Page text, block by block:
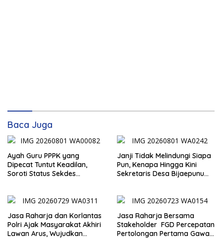
Baca Juga
Ayah Guru PPPK yang
Dipecat Tuntut Keadilan,
Soroti Status Sekdes
Janji Tidak Melindungi Siapa
Pun, Kenapa Hingga Kini
Sekretaris Desa Bijaepunu
DPRD TTS.
Jasa Raharja dan Korlantas
Polri Ajak Masyarakat Akhiri
Lawan Arus, Wujudkan
Jasa Raharja Bersama
Stakeholder FGD Percepatan
Pertolongan Pertama Gawat